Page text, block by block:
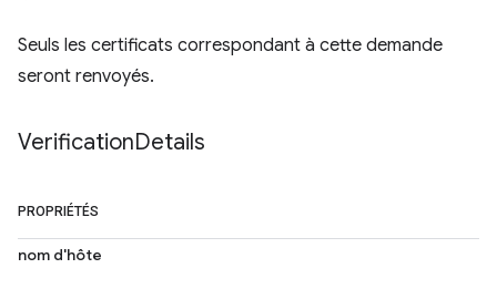
Seuls les certificats correspondant à cette demande
seront renvoyés.
VerificationDetails
PROPRIÉTÉS
nom d'hôte